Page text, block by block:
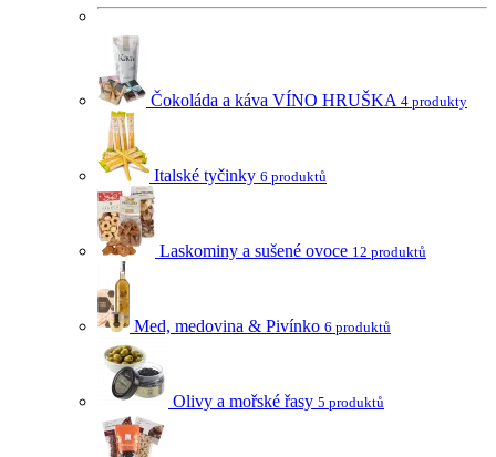
Čokoláda a káva VÍNO HRUŠKA 4 produkty
Italské tyčinky 6 produktů
Laskominy a sušené ovoce 12 produktů
Med, medovina & Pivínko 6 produktů
Olivy a mořské řasy 5 produktů